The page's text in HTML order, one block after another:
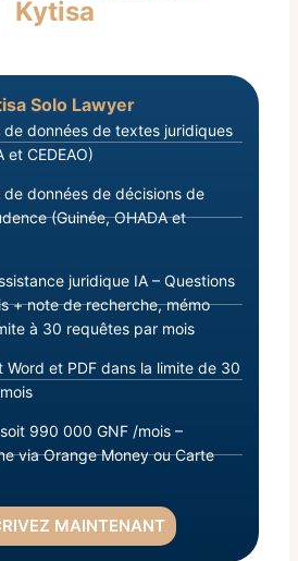
Kytisa
Solo Lawyer
de données de textes juridiques
et CEDEAO)
données de décisions de
(Guinée, OHADA et
juridique IA – Questions
+ note de recherche, mémo
à 30 requêtes par mois
Word et PDF dans la limite de 30
990 000 GNF /mois –
via Orange Money ou Carte
MAINTENANT